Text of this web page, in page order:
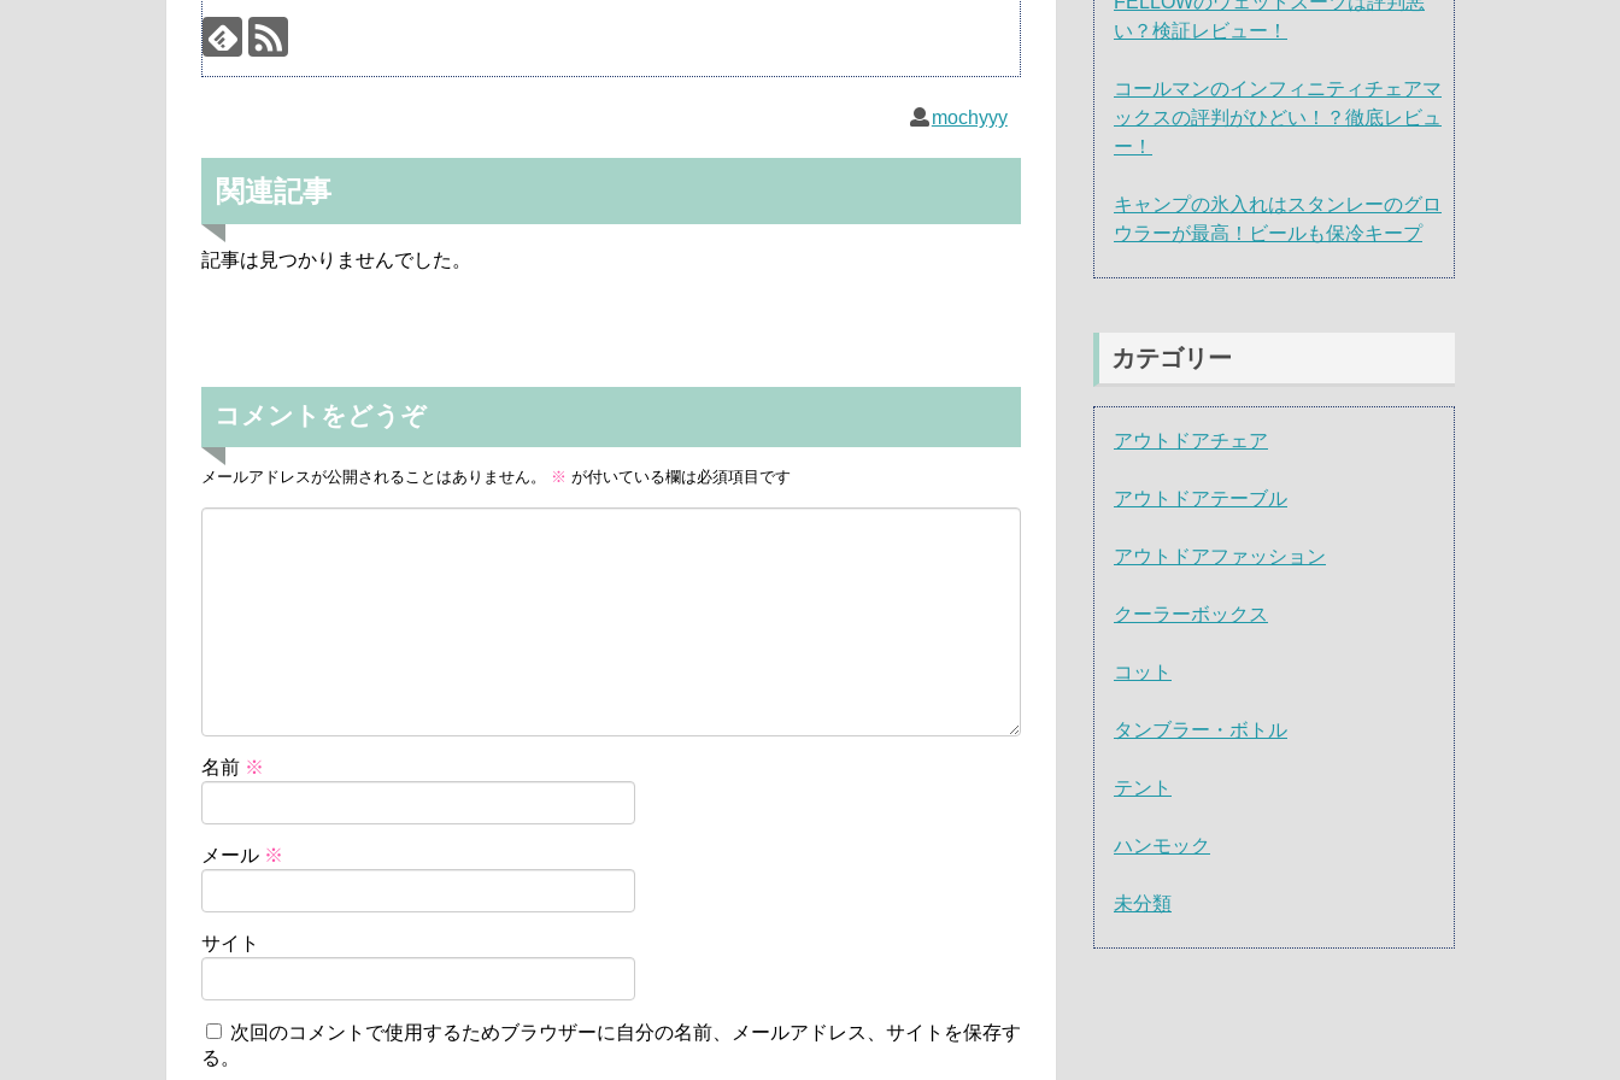
mochyyy
関連記事
記事は見つかりませんでした。
コメントをどうぞ
メールアドレスが公開されることはありません。 ※ が付いている欄は必須項目です
名前 ※
メール ※
サイト
次回のコメントで使用するためブラウザーに自分の名前、メールアドレス、サイトを保存す
る。
い？検証レビュー！
コールマンのインフィニティチェアマ
ックスの評判がひどい！？徹底レビュ
ー！
キャンプの氷入れはスタンレーのグロ
ウラーが最高！ビールも保冷キープ
カテゴリー
アウトドアチェア
アウトドアテーブル
アウトドアファッション
クーラーボックス
コット
タンブラー・ボトル
テント
ハンモック
未分類